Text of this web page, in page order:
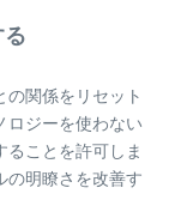
関係をリセット
ロジーを使わない
ことを許可しま
の明瞭さを改善す